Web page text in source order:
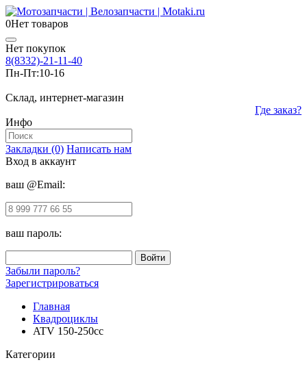
0Нет товаров
Нет покупок
8(8332)-21-11-40
Пн-Пт:10-16
Склад, интернет-магазин
Где заказ?
Инфо
Закладки (0) Написать нам
Вход в аккаунт
ваш @Email:
ваш пароль:
Забыли пароль?
Зарегистрироваться
Главная
Квадроциклы
ATV 150-250cc
Категории